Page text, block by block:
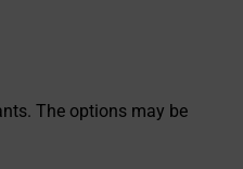
The options may be